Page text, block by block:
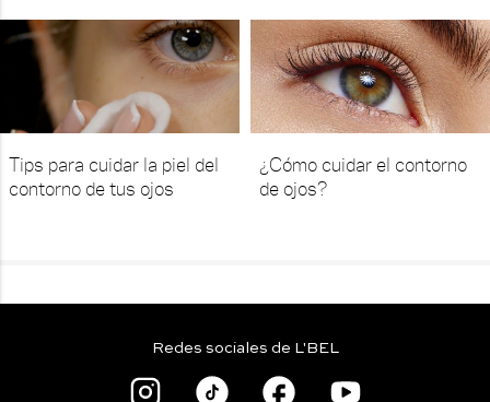
Tips para cuidar la piel del
contorno de tus ojos
¿Cómo cuidar el contorno
de ojos?
Redes sociales de L'BEL